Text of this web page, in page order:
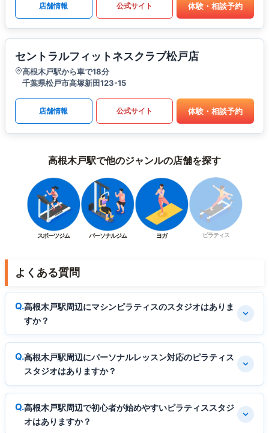
店舗情報 公式サイト 体験・相談予約
セントラルフィットネスクラブ松戸店
高根木戸駅から車で18分
千葉県松戸市高塚新田123-15
店舗情報 公式サイト 体験・相談予約
高根木戸駅で他のジャンルの店舗を探す
スポーツジム パーソナルジム ヨガ ピラティス
よくある質問
高根木戸駅周辺にマシンピラティスのスタジオはありま
すか？
高根木戸駅周辺にパーソナルレッスン対応のピラティス
スタジオはありますか？
高根木戸駅周辺で初心者が始めやすいピラティススタジ
オはありますか？